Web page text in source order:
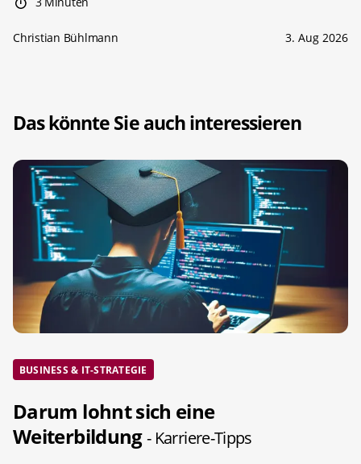
Christian Bühlmann 3. Aug 2026
Das könnte Sie auch interessieren
BUSINESS & IT-STRATEGIE
Darum lohnt sich eine
Weiterbildung- Karriere-Tipps